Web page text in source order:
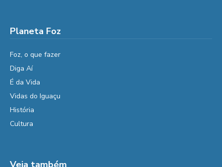
Planeta Foz
Foz, o que fazer
Diga Aí
É da Vida
Vidas do Iguaçu
História
Cultura
Veja também